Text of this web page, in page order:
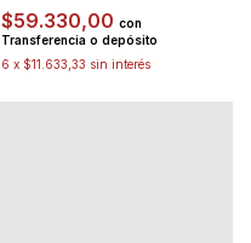
$59.330,00 con
Transferencia o depósito
6 x $11.633,33 sin interés